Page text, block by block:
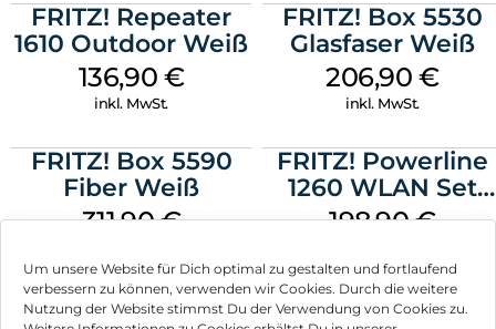
Um unsere Website für Dich optimal zu gestalten und fortlaufend
verbessern zu können, verwenden wir Cookies. Durch die weitere
Nutzung der Website stimmst Du der Verwendung von Cookies zu.
FRITZ! Repeater
1610 Outdoor Weiß
136,90 €
inkl. MwSt.
FRITZ! Box 5530
Glasfaser Weiß
206,90€
inkl. MwSt.
FRITZ! Box 5590
Fiber Weiß
311,90€
FRITZ! Powerline
1260 WLAN Set
Weiß
198,90€